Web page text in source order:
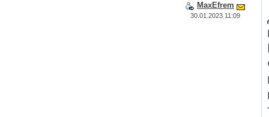
MaxEfrem
30.01.2023 11:09